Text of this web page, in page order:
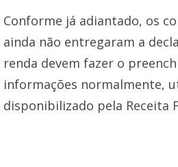
Conforme já adiantado, os
ainda não entregaram a
renda devem fazer o
informações normalmente,
disponibilizado pela Receita